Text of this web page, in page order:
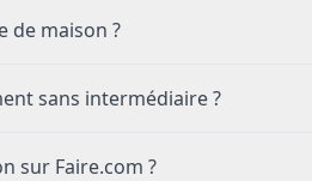
de maison ?
sans intermédiaire ?
sur Faire.com ?